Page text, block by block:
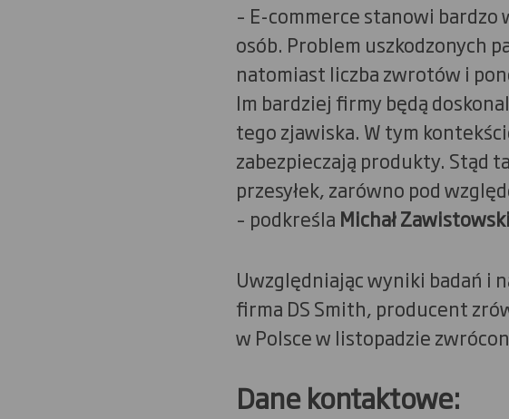
– E-commerce stanowi bardzo
osób. Problem uszkodzonych
natomiast liczba zwrotów i
Im bardziej firmy będą
tego zjawiska. W tym
zabezpieczają produkty. Stąd
przesyłek, zarówno pod
– podkreśla Michał
Uwzględniając wyniki badań i
firma DS Smith, producent
w Polsce w listopadzie
Dane kontaktowe: